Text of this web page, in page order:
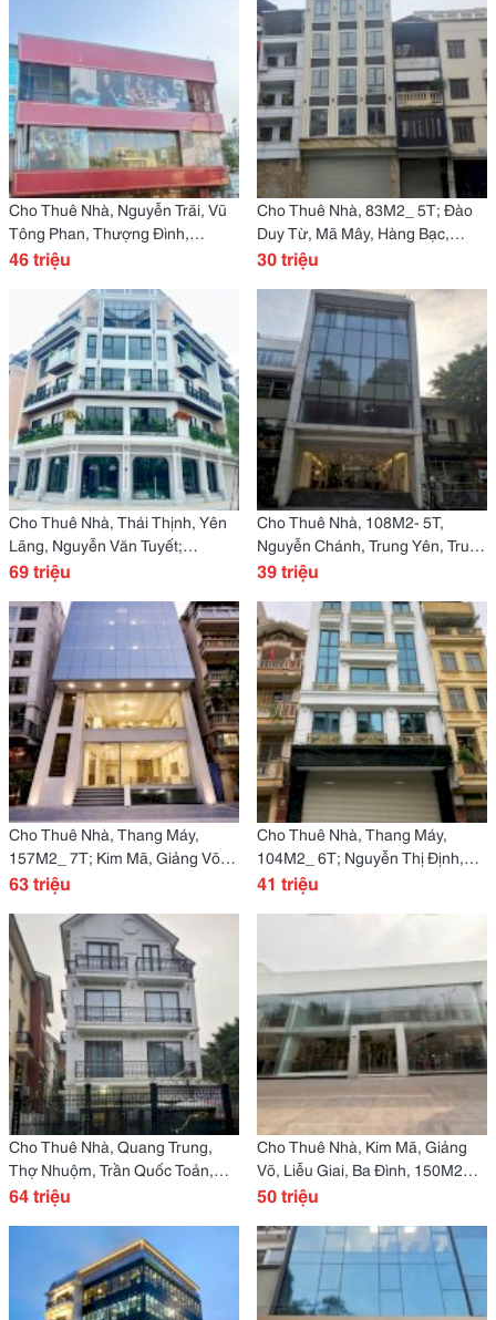
Cho Thuê Nhà, Nguyễn Trãi, Vũ
Tông Phan, Thượng Đình,
190M2X 3T -46 Tr
46 triệu
Cho Thuê Nhà, 83M2_ 5T; Đào
Duy Từ, Mã Mây, Hàng Bạc,
Hoàn Kiếm -30 Tr
30 triệu
Cho Thuê Nhà, Thái Thịnh, Yên
Lãng, Nguyễn Văn Tuyết;
143M2* 5T -69 Tr
69 triệu
Cho Thuê Nhà, 108M2- 5T,
Nguyễn Chánh, Trung Yên, Trung
Kính -39 Tr
39 triệu
Cho Thuê Nhà, Thang Máy,
157M2_ 7T; Kim Mã, Giảng Võ,
Liễu Giai -63 Tr
63 triệu
Cho Thuê Nhà, Thang Máy,
104M2_ 6T; Nguyễn Thị Định,
Hoàng Ngân -41 Tr
41 triệu
Cho Thuê Nhà, Quang Trung,
Thợ Nhuộm, Trần Quốc Toản,
305M2X 4T -64 Tr
64 triệu
Cho Thuê Nhà, Kim Mã, Giảng
Võ, Liễu Giai, Ba Đình, 150M2X
2T -50 Tr
50 triệu